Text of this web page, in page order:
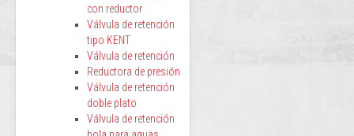
con reductor
Válvula de retención
tipo KENT
Válvula de retención
Reductora de presión
Válvula de retención
doble plato
Válvula de retención